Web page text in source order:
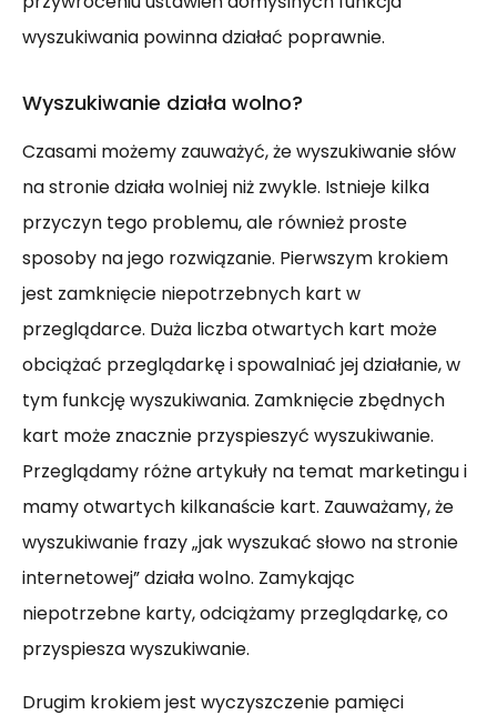
wyszukiwania powinna działać poprawnie.
Wyszukiwanie działa wolno?
Czasami możemy zauważyć, że wyszukiwanie słów
na stronie działa wolniej niż zwykle. Istnieje kilka
przyczyn tego problemu, ale również proste
sposoby na jego rozwiązanie. Pierwszym krokiem
jest zamknięcie niepotrzebnych kart w
przeglądarce. Duża liczba otwartych kart może
obciążać przeglądarkę i spowalniać jej działanie, w
tym funkcję wyszukiwania. Zamknięcie zbędnych
kart może znacznie przyspieszyć wyszukiwanie.
Przeglądamy różne artykuły na temat marketingu i
mamy otwartych kilkanaście kart. Zauważamy, że
wyszukiwanie frazy „jak wyszukać słowo na stronie
internetowej” działa wolno. Zamykając
niepotrzebne karty, odciążamy przeglądarkę, co
przyspiesza wyszukiwanie.
Drugim krokiem jest wyczyszczenie pamięci